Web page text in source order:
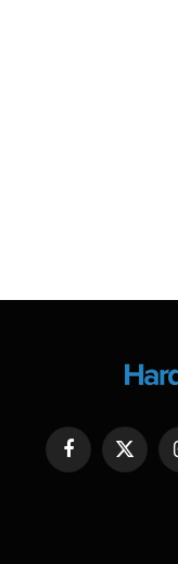
Facebook
X